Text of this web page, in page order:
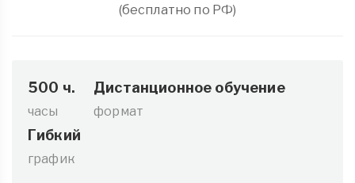
(бесплатно по РФ)
500 ч.
часы
Дистанционное обучение
формат
Гибкий
график